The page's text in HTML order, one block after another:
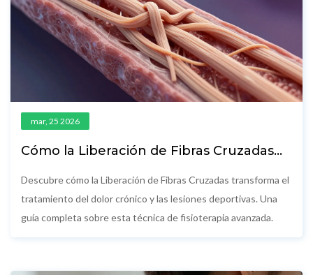
mar, 25 2026
Cómo la Liberación de Fibras Cruzadas
Descubre cómo la Liberación de Fibras Cruzadas transforma el
tratamiento del dolor crónico y las lesiones deportivas. Una
guía completa sobre esta técnica de fisioterapia avanzada.